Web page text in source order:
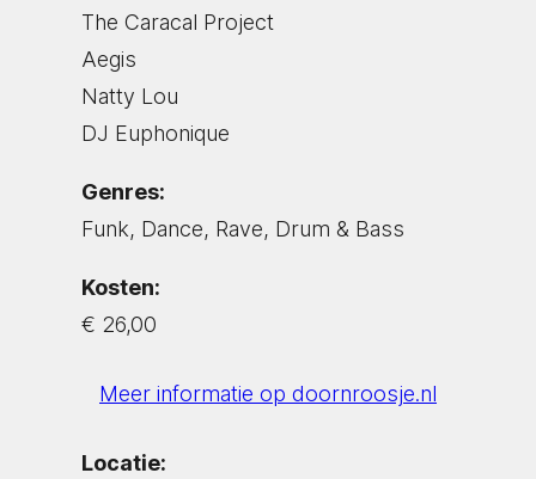
The Caracal Project
Aegis
Natty Lou
DJ Euphonique
Genres:
Funk, Dance, Rave, Drum & Bass
Kosten:
€ 26,00
Meer informatie op doornroosje.nl
Locatie: